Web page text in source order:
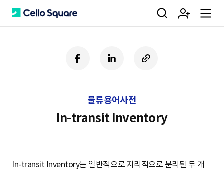
C 검 회 m
페
이
크
U
R
하
기
물류용어사전
In-transit Inventory
In-transit Inventory는 일반적으로 지리적으로 분리된 두 개